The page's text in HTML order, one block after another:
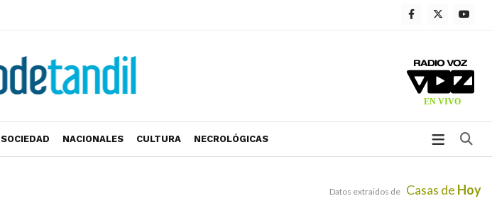
SOCIEDAD NACIONALES CULTURA NECROLÓGICAS
Datos extraidos de Casas de Hoy